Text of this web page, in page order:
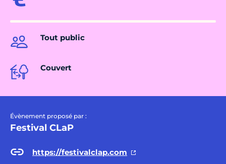
Tout public
Couvert
Évènement proposé par :
Festival CLaP
https://festivalclap.com